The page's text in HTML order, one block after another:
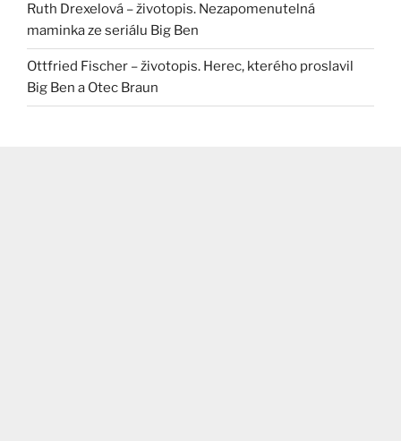
Ruth Drexelová – životopis. Nezapomenutelná
maminka ze seriálu Big Ben
Ottfried Fischer – životopis. Herec, kterého proslavil
Big Ben a Otec Braun